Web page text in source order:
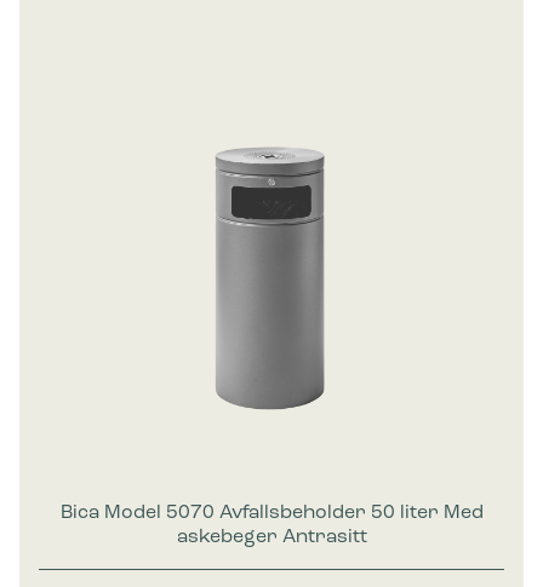
Bica Model 5070 Avfallsbeholder 50 liter Med
askebeger Antrasitt